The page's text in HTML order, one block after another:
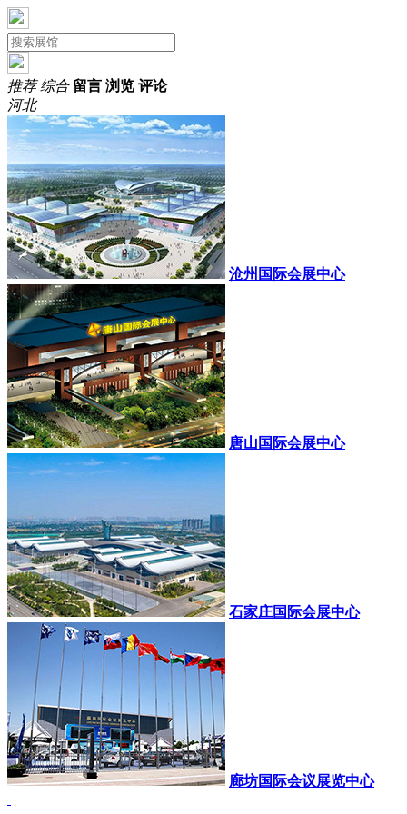
推荐 综合 留言 浏览 评论
河北
沧州国际会展中心
唐山国际会展中心
石家庄国际会展中心
廊坊国际会议展览中心